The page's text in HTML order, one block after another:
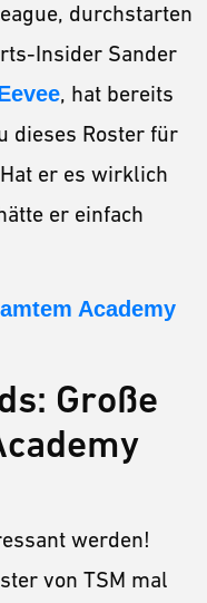
durchstarten
Insider Sander
, hat bereits
dieses Roster für
er es wirklich
er einfach
Academy
Große
werden!
von TSM mal